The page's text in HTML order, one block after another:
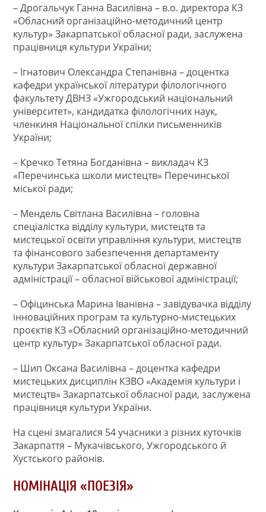
– Дрогальчук Ганна Василівна – в.о. директора КЗ
«Обласний організаційно-методичний центр
культур» Закарпатської обласної ради, заслужена
працівниця культури України;
– Ігнатович Олександра Степанівна – доцентка
кафедри української літератури філологічного
факультету ДВНЗ «Ужгородський національний
університет», кандидатка філологічних наук,
членкиня Національної спілки письменників
України;
– Кречко Тетяна Богданівна – викладач КЗ
«Перечинська школи мистецтв» Перечинської
міської ради;
– Мендель Світлана Василівна – головна
спеціалістка відділу культури, мистецтв та
мистецької освіти управління культури, мистецтв
та фінансового забезпечення департаменту
культури Закарпатської обласної державної
адміністрації – обласної військової адміністрації;
– Офіцинська Марина Іванівна – завідувачка відділу
інноваційних програм та культурно-мистецьких
проєктів КЗ «Обласний організаційно-методичний
центр культур» Закарпатської обласної ради.
– Шип Оксана Василівна – доцентка кафедри
мистецьких дисциплін КЗВО «Академія культури і
мистецтв» Закарпатської обласної ради, заслужена
працівниця культури України.
На сцені змагалися 54 учасники з різних куточків
Закарпаття – Мукачівського, Ужгородського й
Хустського районів.
НОМІНАЦІЯ «ПОЕЗІЯ»